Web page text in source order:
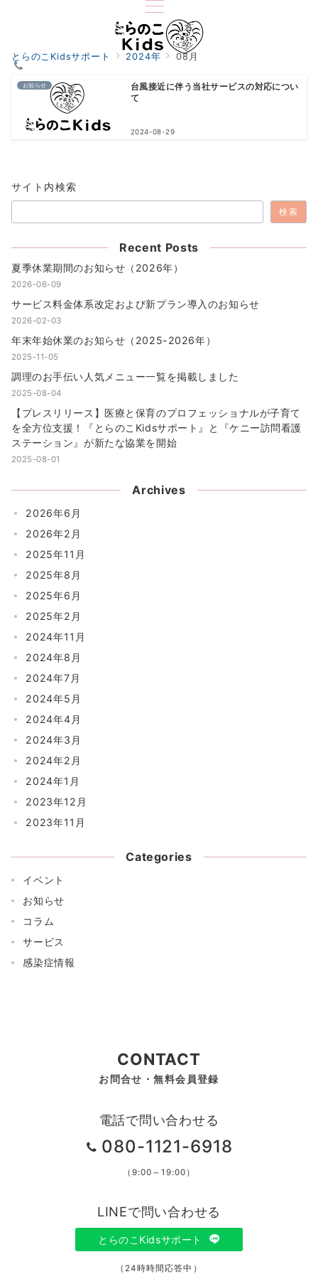
とらのこKidsサポート 2024年 08月
お知らせ
台風接近に伴う当社サービスの対応につい
て
2024-08-29
サイト内検索
検索
Recent Posts
夏季休業期間のお知らせ（2026年）
2026-06-09
サービス料金体系改定および新プラン導入のお知らせ
2026-02-03
年末年始休業のお知らせ（2025-2026年）
2025-11-05
調理のお手伝い人気メニュー一覧を掲載しました
2025-08-04
【プレスリリース】医療と保育のプロフェッショナルが子育て
を全方位支援！『とらのこKidsサポート』と『ケニー訪問看護
ステーション』が新たな協業を開始
2025-08-01
Archives
2026年6月
2026年2月
2025年11月
2025年8月
2025年6月
2025年2月
2024年11月
2024年8月
2024年7月
2024年5月
2024年4月
2024年3月
2024年2月
2024年1月
2023年12月
2023年11月
Categories
イベント
お知らせ
コラム
サービス
感染症情報
CONTACT
お問合せ・無料会員登録
電話で問い合わせる
080-1121-6918
（9:00～19:00）
LINEで問い合わせる
とらのこKidsサポート
（24時時間応答中）